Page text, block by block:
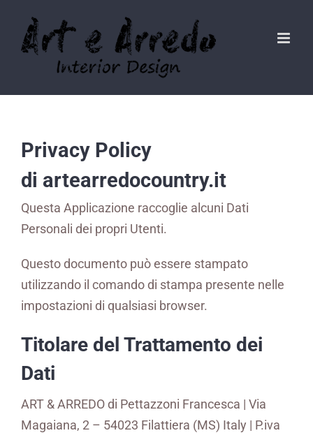
contenuto
Privacy Policy
di artearredocountry.it
Questa Applicazione raccoglie alcuni Dati
Personali dei propri Utenti.
Questo documento può essere stampato
utilizzando il comando di stampa presente nelle
impostazioni di qualsiasi browser.
Titolare del Trattamento dei
Dati
ART & ARREDO di Pettazzoni Francesca | Via
Magaiana, 2 – 54023 Filattiera (MS) Italy | P.iva